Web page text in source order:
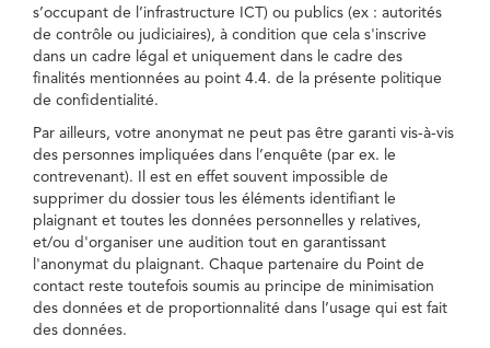
s’occupant de l’infrastructure ICT) ou publics (ex : autorités
de contrôle ou judiciaires), à condition que cela s'inscrive
dans un cadre légal et uniquement dans le cadre des
finalités mentionnées au point 4.4. de la présente politique
de confidentialité.
Par ailleurs, votre anonymat ne peut pas être garanti vis-à-vis
des personnes impliquées dans l’enquête (par ex. le
contrevenant). Il est en effet souvent impossible de
supprimer du dossier tous les éléments identifiant le
plaignant et toutes les données personnelles y relatives,
et/ou d'organiser une audition tout en garantissant
l'anonymat du plaignant. Chaque partenaire du Point de
contact reste toutefois soumis au principe de minimisation
des données et de proportionnalité dans l’usage qui est fait
des données.